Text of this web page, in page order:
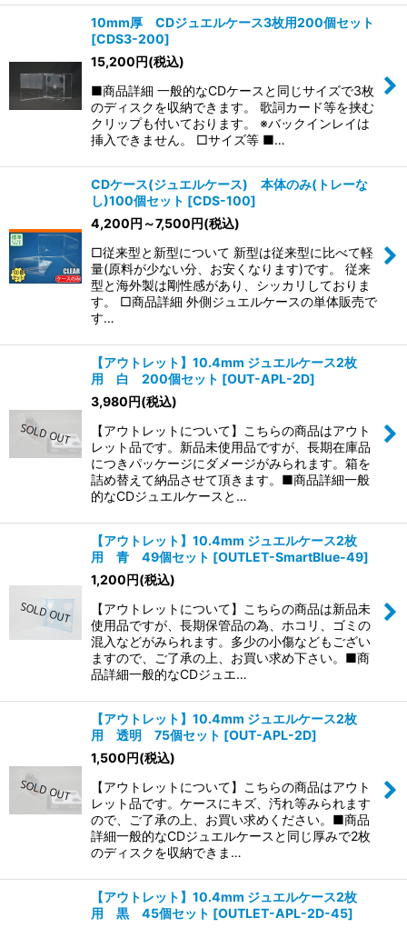
10mm厚 CDジュエルケース3枚用200個セット
[CDS3-200]
15,200 円(税込)
■商品詳細 一般的なCDケースと同じサイズで3枚
のディスクを収納できます。 歌詞カード等を挟む
クリップも付いております。 ※バックインレイは
挿入できません。 □サイズ等 ■…
CDケース(ジュエルケース) 本体のみ(トレーな
し)100個セット [CDS-100]
4,200 円 ～7,500 円(税込)
□従来型と新型について 新型は従来型に比べて軽
量(原料が少ない分、お安くなります)です。 従来
型と海外製は剛性感があり、シッカリしておりま
す。 □商品詳細 外側ジュエルケースの単体販売で
す…
【アウトレット】10.4mm ジュエルケース2枚
用 白 200個セット [OUT-APL-2D]
3,980 円(税込)
【アウトレットについて】こちらの商品はアウト
レット品です。新品未使用品ですが、長期在庫品
につきパッケージにダメージがみられます。箱を
詰め替えて納品させて頂きます。■商品詳細一般
的なCDジュエルケースと…
【アウトレット】10.4mm ジュエルケース2枚
用 青 49個セット [OUTLET-SmartBlue-49]
1,200 円(税込)
【アウトレットについて】こちらの商品は新品未
使用品ですが、長期保管品の為、ホコリ、ゴミの
混入などがみられます。多少の小傷などもござい
ますので、ご了承の上、お買い求め下さい。■商
品詳細一般的なCDジュエ…
【アウトレット】10.4mm ジュエルケース2枚
用 透明 75個セット [OUT-APL-2D]
1,500 円(税込)
【アウトレットについて】こちらの商品はアウト
レット品です。ケースにキズ、汚れ等みられます
ので、ご了承の上、お買い求めください。■商品
詳細一般的なCDジュエルケースと同じ厚みで2枚
のディスクを収納できま…
【アウトレット】10.4mm ジュエルケース2枚
用 黒 45個セット [OUTLET-APL-2D-45]